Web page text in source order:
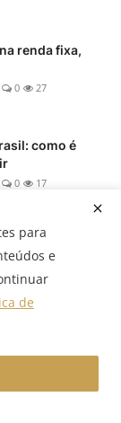
renda fixa,
0 27
como é
0 17
tesourarias
0 19
para
e
de